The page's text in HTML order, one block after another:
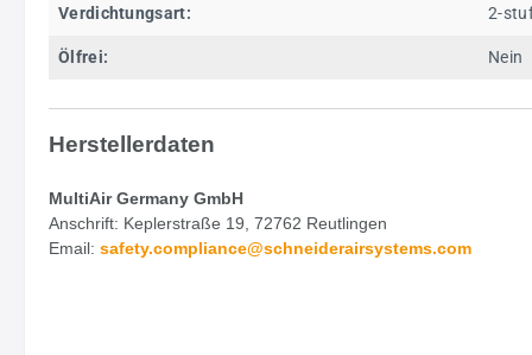
Verdichtungsart: 2-
Ölfrei: Nein
Herstellerdaten
MultiAir Germany GmbH
Anschrift: Keplerstraße 19, 72762 Reutlingen
Email: safety.compliance@schneiderairsystems.com